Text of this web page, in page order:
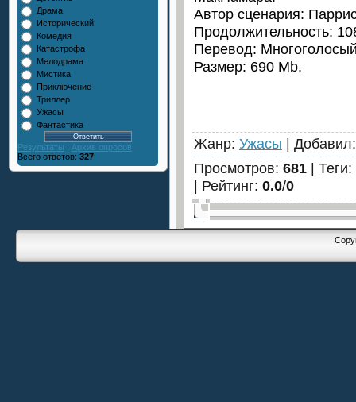
Драма
Исторический
Комедия
Катастрофа
Мелодрама
Мистика
Приключение
Триллер
Ужасы
Фантастика
Результаты | Архив опросов
Всего ответов: 327
Автор сценария:
Продолжительность:
Перевод:
Размер: 690 Mb.
Жанр: Ужасы | Добавил
Просмотров: 681 | Теги:
| Рейтинг: 0.0/0